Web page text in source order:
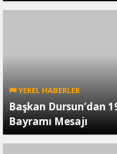
YEREL HABERLER
Başkan Dursun’dan
Bayramı Mesajı